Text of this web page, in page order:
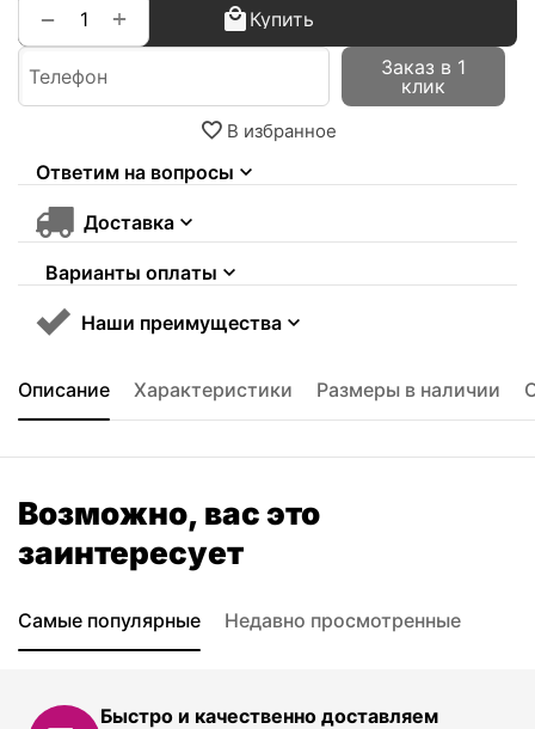
+
−
Купить
Заказ в 1
клик
В избранное
Ответим на вопросы
Доставка
Варианты оплаты
Наши преимущества
Описание Характеристики Размеры в наличии
Возможно, вас это
заинтересует
Самые популярные Недавно просмотренные
Быстро и качественно доставляем